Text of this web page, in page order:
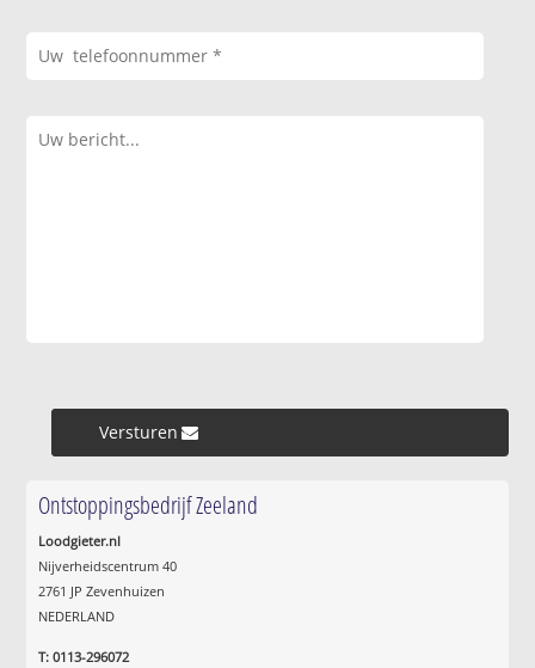
Versturen »
Ontstoppingsbedrijf Zeeland
Loodgieter.nl
Nijverheidscentrum 40
2761 JP Zevenhuizen
NEDERLAND
T: 0113-296072